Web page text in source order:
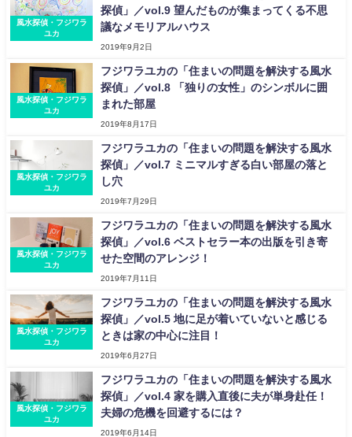
風水探偵・フジワラ
ユカ
探偵」／vol.9 望んだものが集まってくる不思
議なメモリアルハウス
2019年9月2日
風水探偵・フジワラ
ユカ
フジワラユカの「住まいの問題を解決する風水
探偵」／vol.8 「独りの女性」のシンボルに囲
まれた部屋
2019年8月17日
風水探偵・フジワラ
ユカ
フジワラユカの「住まいの問題を解決する風水
探偵」／vol.7 ミニマルすぎる白い部屋の落と
し穴
2019年7月29日
風水探偵・フジワラ
ユカ
フジワラユカの「住まいの問題を解決する風水
探偵」／vol.6 ベストセラー本の出版を引き寄
せた空間のアレンジ！
2019年7月11日
風水探偵・フジワラ
ユカ
フジワラユカの「住まいの問題を解決する風水
探偵」／vol.5 地に足が着いていないと感じる
ときは家の中心に注目！
2019年6月27日
風水探偵・フジワラ
ユカ
フジワラユカの「住まいの問題を解決する風水
探偵」／vol.4 家を購入直後に夫が単身赴任！
夫婦の危機を回避するには？
2019年6月14日